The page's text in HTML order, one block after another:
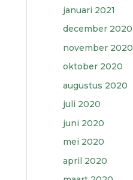
januari 2021
december 2020
november 2020
oktober 2020
augustus 2020
juli 2020
juni 2020
mei 2020
april 2020